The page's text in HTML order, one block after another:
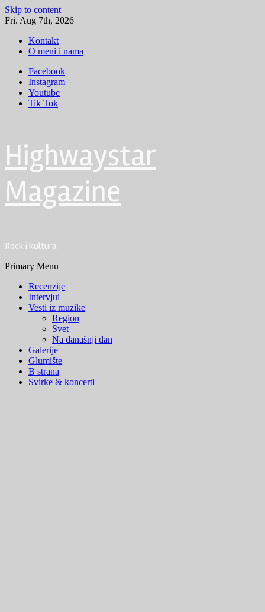
Skip to content
Fri. Aug 7th, 2026
Kontakt
O meni i nama
Facebook
Instagram
Youtube
Tik Tok
Highwaystar
Magazine
Rock i kultura
Primary Menu
Recenzije
Intervjui
Vesti iz muzike
Region
Svet
Na današnji dan
Galerije
Glumište
B strana
Svirke & koncerti